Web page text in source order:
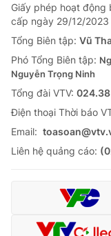
Giấy phép hoạt động
cấp ngày 29/12/2023
Tổng Biên tập: Vũ
Phó Tổng Biên tập:
Nguyễn Trọng Ninh
Tổng đài VTV:
Ðiện thoại Thời báo
Email:
Liên hệ quảng cáo: